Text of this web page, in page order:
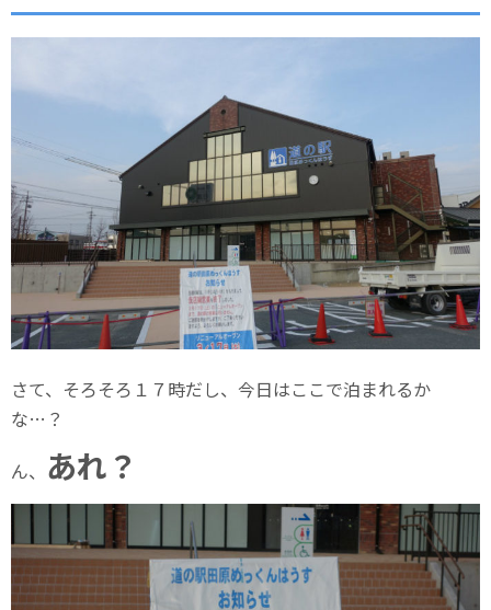
さて、そろそろ１７時だし、今日はここで泊まれるか
な…？
ん、 あれ？